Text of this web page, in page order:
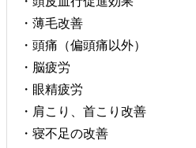
・薄毛改善
・頭痛（偏頭痛以外）
・脳疲労
・眼精疲労
・肩こり、首こり改善
・寝不足の改善